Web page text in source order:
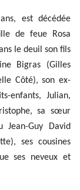
est décédée
de feue Rosa
le deuil son fils
Bigras (Gilles
Côté), son ex-
enfants, Julian,
sa sœur
Jean-Guy David
ses cousines
ses neveux et